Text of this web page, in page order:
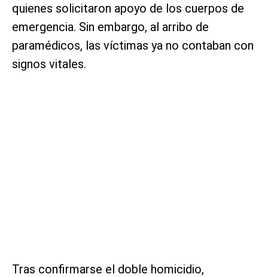
quienes solicitaron apoyo de los cuerpos de
emergencia. Sin embargo, al arribo de
paramédicos, las víctimas ya no contaban con
signos vitales.
Tras confirmarse el doble homicidio,